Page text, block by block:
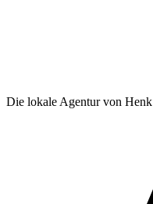
Die lokale Agentur von Henk